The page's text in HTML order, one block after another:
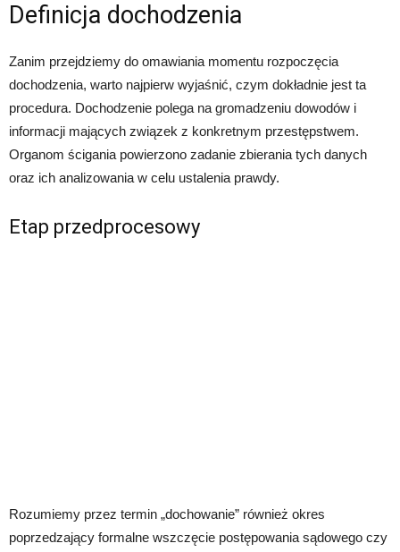
Definicja dochodzenia
Zanim przejdziemy do omawiania momentu rozpoczęcia
dochodzenia, warto najpierw wyjaśnić, czym dokładnie jest ta
procedura. Dochodzenie polega na gromadzeniu dowodów i
informacji mających związek z konkretnym przestępstwem.
Organom ścigania powierzono zadanie zbierania tych danych
oraz ich analizowania w celu ustalenia prawdy.
Etap przedprocesowy
Rozumiemy przez termin „dochowanie” również okres
poprzedzający formalne wszczęcie postępowania sądowego czy